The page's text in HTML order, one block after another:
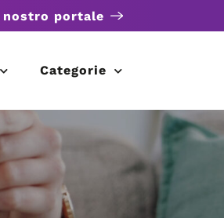
portale
Categorie